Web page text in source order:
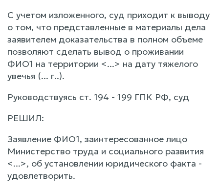
С учетом изложенного, суд приходит к выводу
о том, что представленные в материалы дела
заявителем доказательства в полном объеме
позволяют сделать вывод о проживании
ФИО1 на территории <...> на дату тяжелого
увечья (... г..).
Руководствуясь ст. 194 - 199 ГПК РФ, суд
РЕШИЛ:
Заявление ФИО1, заинтересованное лицо
Министерство труда и социального развития
<...>, об установлении юридического факта -
удовлетворить.